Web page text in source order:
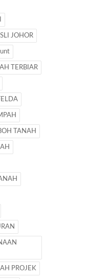
JOHOR
TERBIAR
TANAH
PROJEK